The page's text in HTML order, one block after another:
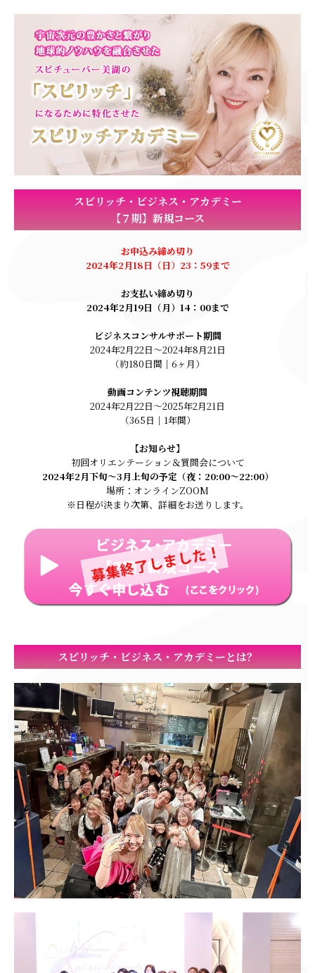
スピリッチ・ビジネス・アカデミー
【７期】新規コース
お申込み締め切り
2024年2月18日（日）23：59まで
お支払い締め切り
2024年2月19日（月）14：00まで
ビジネスコンサルサポート期間
2024年2月22日～2024年8月21日
（約180日間｜6ヶ月）
動画コンテンツ視聴期間
2024年2月22日～2025年2月21日
（365日｜1年間）
【お知らせ】
初回オリエンテーション＆質問会について
2024年2月下旬～3月上旬の予定（夜：20:00〜22:00）
場所：オンラインZOOM
※日程が決まり次第、詳細をお送りします。
スピリッチ・ビジネス・アカデミーとは？